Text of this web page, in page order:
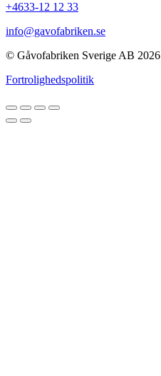
+4633-12 12 33
info@gavofabriken.se
© Gåvofabriken Sverige AB 2026
Fortrolighedspolitik